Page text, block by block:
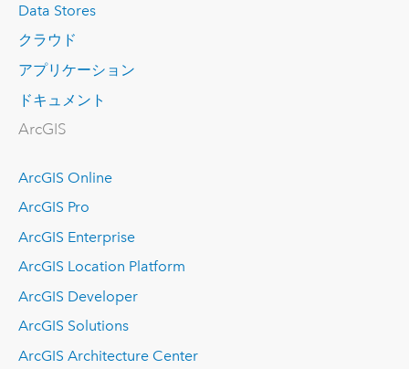
Data Stores
クラウド
アプリケーション
ドキュメント
ArcGIS
ArcGIS Online
ArcGIS Pro
ArcGIS Enterprise
ArcGIS Location Platform
ArcGIS Developer
ArcGIS Solutions
ArcGIS Architecture Center